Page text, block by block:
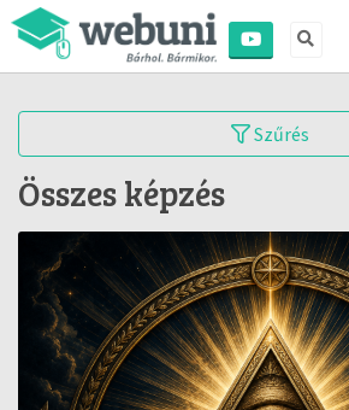
Szűrés
Összes képzés